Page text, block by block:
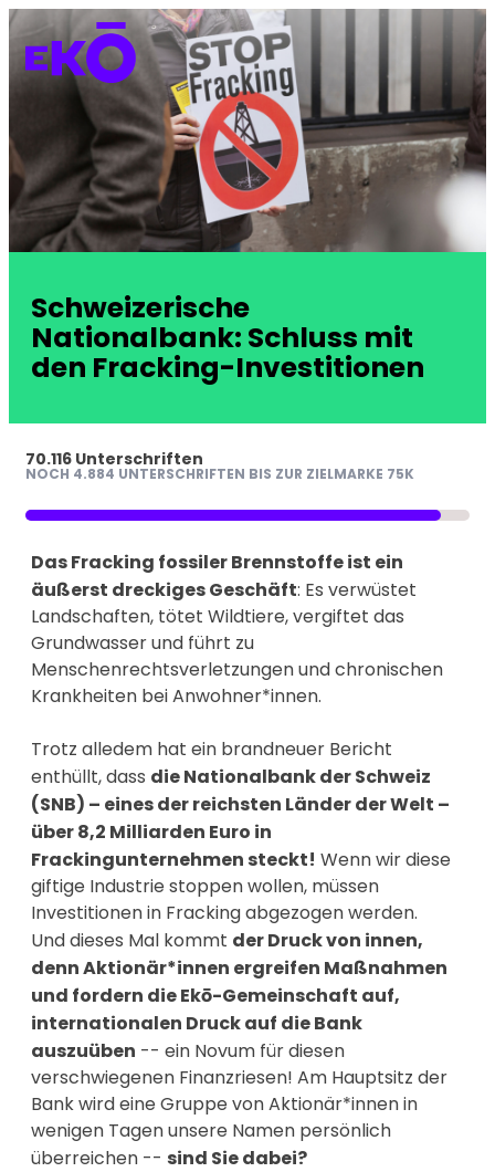
Schweizerische
Nationalbank: Schluss mit
den Fracking-Investitionen
70.116 Unterschriften
NOCH 4.884 UNTERSCHRIFTEN BIS ZUR ZIELMARKE 75K
Das Fracking fossiler Brennstoffe ist ein
äußerst dreckiges Geschäft: Es verwüstet
Landschaften, tötet Wildtiere, vergiftet das
Grundwasser und führt zu
Menschenrechtsverletzungen und chronischen
Krankheiten bei Anwohner*innen.
Trotz alledem hat ein brandneuer Bericht
enthüllt, dass die Nationalbank der Schweiz
(SNB) – eines der reichsten Länder der Welt –
über 8,2 Milliarden Euro in
Frackingunternehmen steckt! Wenn wir diese
giftige Industrie stoppen wollen, müssen
Investitionen in Fracking abgezogen werden.
Und dieses Mal kommt der Druck von innen,
denn Aktionär*innen ergreifen Maßnahmen
und fordern die Ekō-Gemeinschaft auf,
internationalen Druck auf die Bank
auszuüben -- ein Novum für diesen
verschwiegenen Finanzriesen! Am Hauptsitz der
Bank wird eine Gruppe von Aktionär*innen in
wenigen Tagen unsere Namen persönlich
überreichen -- sind Sie dabei?